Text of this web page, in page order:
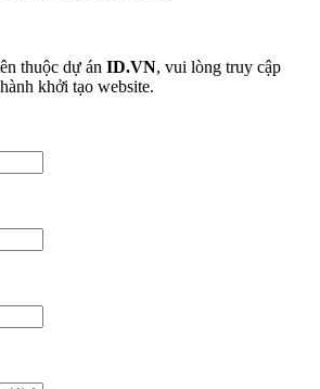
thuộc dự án ID.VN, vui lòng truy cập
khởi tạo website.